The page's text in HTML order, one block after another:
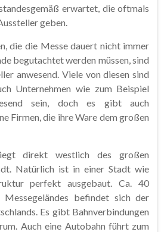
erwartet, die oftmals
geben.
die die Messe dauert nicht immer
begutachtet werden müssen, sind
anwesend. Viele von diesen sind
Unternehmen wie zum Beispiel
sein, doch es gibt auch
Firmen, die ihre Ware dem großen
direkt westlich des großen
Natürlich ist in einer Stadt wie
perfekt ausgebaut. Ca. 40
befindet sich der
Es gibt Bahnverbindungen
Auch eine Autobahn führt zum